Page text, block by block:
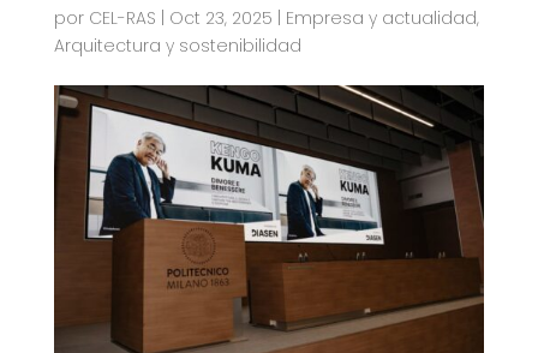
por CEL-RAS Oct 23, 2025 Empresa y actualidad,
Arquitectura y sostenibilidad